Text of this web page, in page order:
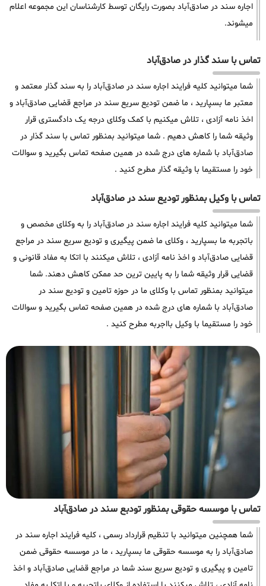
اجاره سند در صادق‌آباد بصورت رایگان توسط کارشناسان این مجموعه اعلام
میشوند.
تماس با سند گذار در صادق‌آباد
شما میتوانید کلیه فرایند اجاره سند در صادق‌آباد را به سند گذار معتمد و
معتبر ما بسپارید ، ما ضمن تودیع سریع سند در مراجع قضایی صادق‌آباد و
اخذ نامه آزادی ، تلاش میکنیم با کمک وکلای درجه یک دادگستری قرار
وثیقه شما را کاهش دهیم . شما میتوانید بمنظور تماس با سند گذار در
صادق‌آباد با شماره های درج شده در همین صفحه تماس بگیرید و سوالات
خود را مستقیما با وثیقه گذار مطرح کنید .
تماس با وکیل بمنظور تودیع سند در صادق‌آباد
شما میتوانید کلیه فرایند اجاره سند در صادق‌آباد را به وکلای مخصص و
باتجربه ما بسپارید ، وکلای ما ضمن پیگیری و تودیع سریع سند در مراجع
قضایی صادق‌آباد و اخذ نامه آزادی ، تلاش میکنند با اتکا به مفاد قانونی و
قضایی قرار وثیقه شما را به پایین ترین حد ممکن کاهش دهند. شما
میتوانید بمنظور تماس با وکلای ما در حوزه تامین و تودیع سند در
صادق‌آباد با شماره های درج شده در همین صفحه تماس بگیرید و سوالات
خود را مستقیما با وکیل بااجربه مطرح کنید .
تماس با موسسه حقوقی بمنظور تودبع سند در صادق‌آباد
شما همچنین میتوانید با تنظیم قرارداد رسمی ، کلیه فرایند اجاره سند در
صادق‌آباد را به موسسه حقوقی ما بسپارید ، ما در موسسه حقوقی ضمن
تامین و پیگیری و تودیع سریع سند شما در مراجع قضایی صادق‌آباد و اخذ